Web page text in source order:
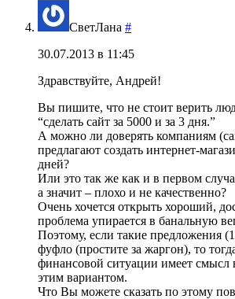
СветЛана #
30.07.2013 в 11:45
Здравствуйте, Андрей!
Вы пишите, что не стоит верить
“сделать сайт за 5000 и за 3 дня.”
А можно ли доверять компаниям
предлагают создать интернет-
дней?
Или это так же как и в первом
а значит – плохо и не качественно?
Очень хочется открыть хороший,
проблема упирается в банальную
Поэтому, если такие предложения
фуфло (простите за жаргон), то
финансовой ситуации имеет смысл
этим вариантом.
Что Вы можете сказать по этому